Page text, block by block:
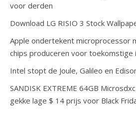
voor derden
Download LG RISIO 3 Stock
Apple ondertekent microprocessor
chips produceren voor toekomstige
Intel stopt de Joule, Galileo en
SANDISK EXTREME 64GB
gekke lage $ 14 prijs voor Black